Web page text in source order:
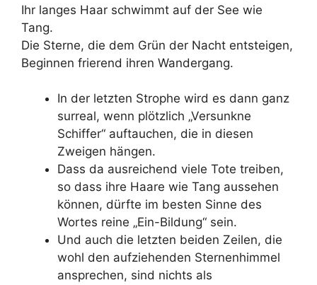
Ihr langes Haar schwimmt auf der See wie
Tang.
Die Sterne, die dem Grün der Nacht entsteigen,
Beginnen frierend ihren Wandergang.
In der letzten Strophe wird es dann ganz
surreal, wenn plötzlich „Versunkne
Schiffer“ auftauchen, die in diesen
Zweigen hängen.
Dass da ausreichend viele Tote treiben,
so dass ihre Haare wie Tang aussehen
können, dürfte im besten Sinne des
Wortes reine „Ein-Bildung“ sein.
Und auch die letzten beiden Zeilen, die
wohl den aufziehenden Sternenhimmel
ansprechen, sind nichts als